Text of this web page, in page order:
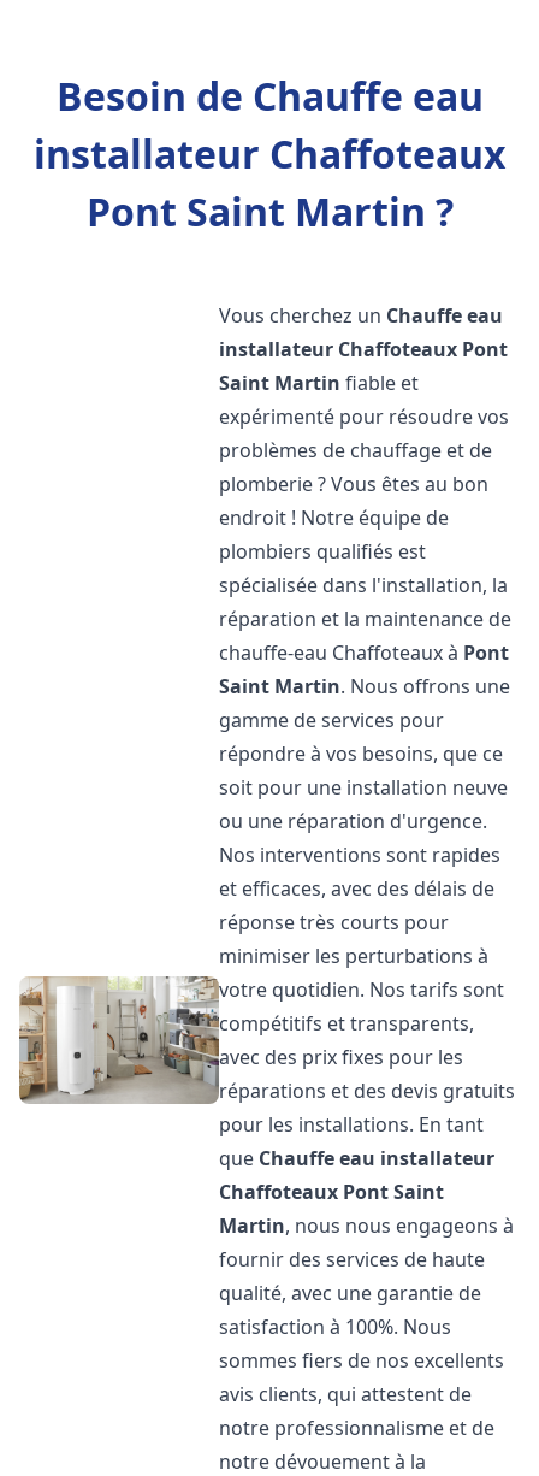
Besoin de Chauffe eau
installateur Chaffoteaux
Pont Saint Martin ?
Vous cherchez un Chauffe eau
installateur Chaffoteaux Pont
Saint Martin fiable et
expérimenté pour résoudre vos
problèmes de chauffage et de
plomberie ? Vous êtes au bon
endroit ! Notre équipe de
plombiers qualifiés est
spécialisée dans l'installation, la
réparation et la maintenance de
chauffe-eau Chaffoteaux à Pont
Saint Martin. Nous offrons une
gamme de services pour
répondre à vos besoins, que ce
soit pour une installation neuve
ou une réparation d'urgence.
Nos interventions sont rapides
et efficaces, avec des délais de
réponse très courts pour
minimiser les perturbations à
votre quotidien. Nos tarifs sont
compétitifs et transparents,
avec des prix fixes pour les
réparations et des devis gratuits
pour les installations. En tant
que Chauffe eau installateur
Chaffoteaux Pont Saint
Martin, nous nous engageons à
fournir des services de haute
qualité, avec une garantie de
satisfaction à 100%. Nous
sommes fiers de nos excellents
avis clients, qui attestent de
notre professionnalisme et de
notre dévouement à la